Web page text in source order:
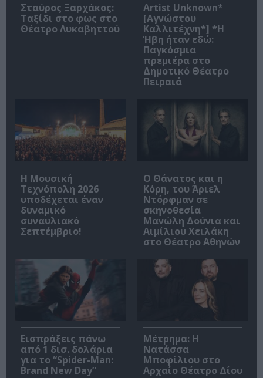
Σταύρος Ξαρχάκος:
Ταξίδι στο φως στο
Θέατρο Λυκαβηττού
Artist Unknown*
[Αγνώστου
Καλλιτέχνη*] *Η
Ήβη ήταν εδώ:
Παγκόσμια
πρεμιέρα στο
Δημοτικό Θέατρο
Πειραιά
Η Μουσική
Τεχνόπολη 2026
υποδέχεται έναν
δυναμικό
συναυλιακό
Σεπτέμβριο!
Ο Θάνατος και η
Κόρη, του Άριελ
Ντόρφμαν σε
σκηνοθεσία
Μανώλη Δούνια και
Αιμίλιου Χειλάκη
στο Θέατρο Αθηνών
Εισπράξεις πάνω
από 1 δισ. δολάρια
για το “Spider-Man:
Brand New Day”
Μέτρημα: Η
Νατάσσα
Μποφίλιου στο
Αρχαίο Θέατρο Δίου